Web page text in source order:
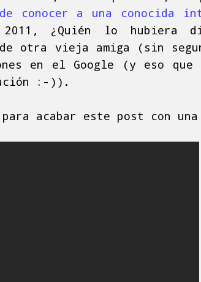
conocer a una conocida
¿Quién lo hubiera
otra vieja amiga (sin
en el Google (y eso
:-)).
acabar este post con